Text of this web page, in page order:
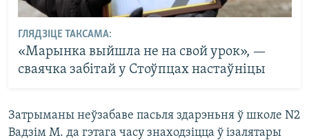
ГЛЯДЗІЦЕ ТАКСАМА:
«Марынка выйшла не на свой урок», —
сваячка забітай у Стоўпцах настаўніцы
Затрыманы неўзабаве пасьля здарэньня ў школе N2
Вадзім М. да гэтага часу знаходзіцца ў ізалятары